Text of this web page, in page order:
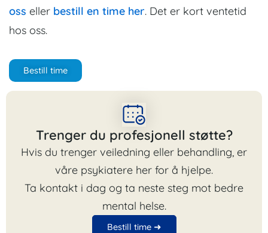
oss eller bestill en time her. Det er kort ventetid
hos oss.
Bestill time
Trenger du profesjonell støtte?
Hvis du trenger veiledning eller behandling, er
våre psykiatere her for å hjelpe.
Ta kontakt i dag og ta neste steg mot bedre
mental helse.
Bestill time ➜